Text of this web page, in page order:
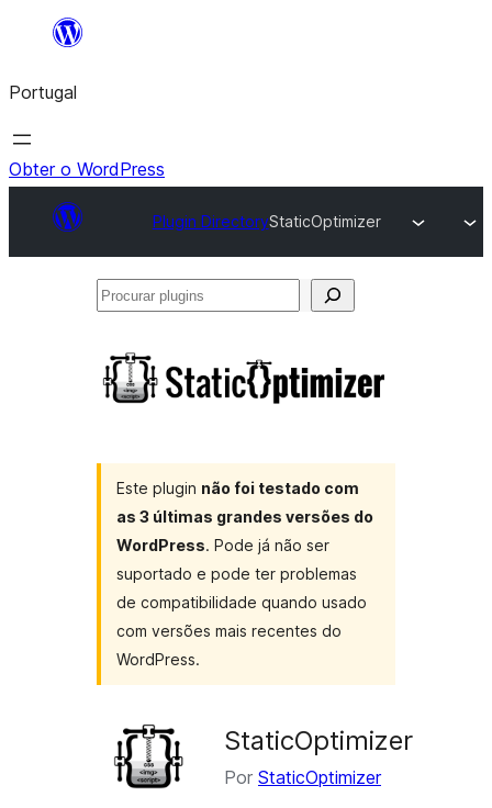
Saltar
o
conteúdo
Portugal
Obter o WordPress
Plugin DirectoryStaticOptimizer
Procurar
Este plugin não foi testado com
as 3 últimas grandes versões do
WordPress. Pode já não ser
suportado e pode ter problemas
de compatibilidade quando usado
com versões mais recentes do
WordPress.
StaticOptimizer
Por StaticOptimizer